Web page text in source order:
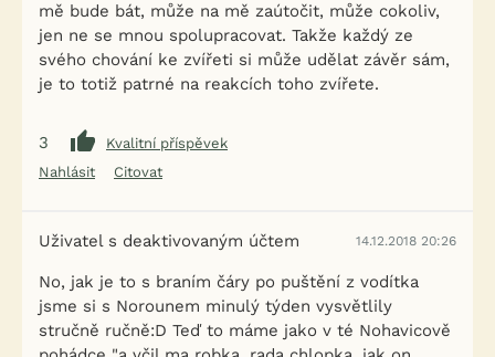
mě bude bát, může na mě zaútočit, může cokoliv,
jen ne se mnou spolupracovat. Takže každý ze
svého chování ke zvířeti si může udělat závěr sám,
je to totiž patrné na reakcích toho zvířete.
3
Kvalitní příspěvek
Nahlásit
Citovat
Uživatel s deaktivovaným účtem 14.12.2018 20:26
No, jak je to s braním čáry po puštění z vodítka
jsme si s Norounem minulý týden vysvětlily
stručně ručně:D Teď to máme jako v té Nohavicově